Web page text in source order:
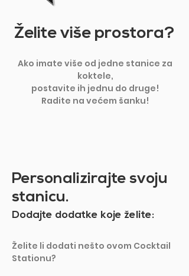
Želite više prostora?
Ako imate više od jedne stanice za
koktele,
postavite ih jednu do druge!
Radite na većem šanku!
Personalizirajte svoju
stanicu.
Dodajte dodatke koje želite:
Želite li dodati nešto ovom Cocktail
Stationu?